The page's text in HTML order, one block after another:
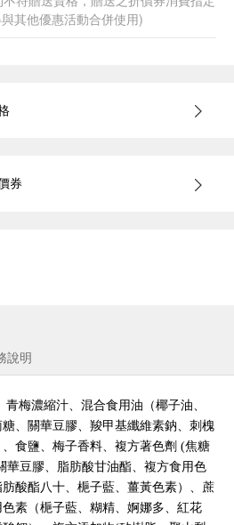
其他優惠活動合併使用)
券
說明
梅濃縮汁、混合食用油（椰子油、
、關華豆膠、羧甲基纖維素鈉、刺槐
食鹽、梅子香料、複方著色劑 (焦糖
華豆膠、脂肪酸甘油酯、複方食用色
酸酯八十、梔子藍、薑黃色素）、蔗
素（梔子藍、糊精、婀娜多、紅花